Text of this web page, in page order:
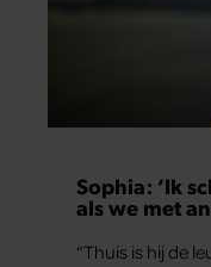
Sophia: ‘Ik
als we met
“Thuis is hij de